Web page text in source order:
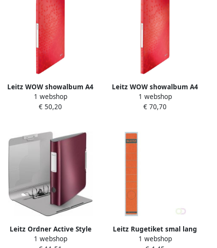
Leitz WOW showalbum A4
20 hoezen rood
1 webshop
€ 50,20
Leitz WOW showalbum A4
40 hoezen rood
1 webshop
€ 70,70
Leitz Ordner Active Style
rug van 5 cm granaatrood
1 webshop
Leitz Rugetiket smal lang
39x285mm zelfklevend rood
1 webshop